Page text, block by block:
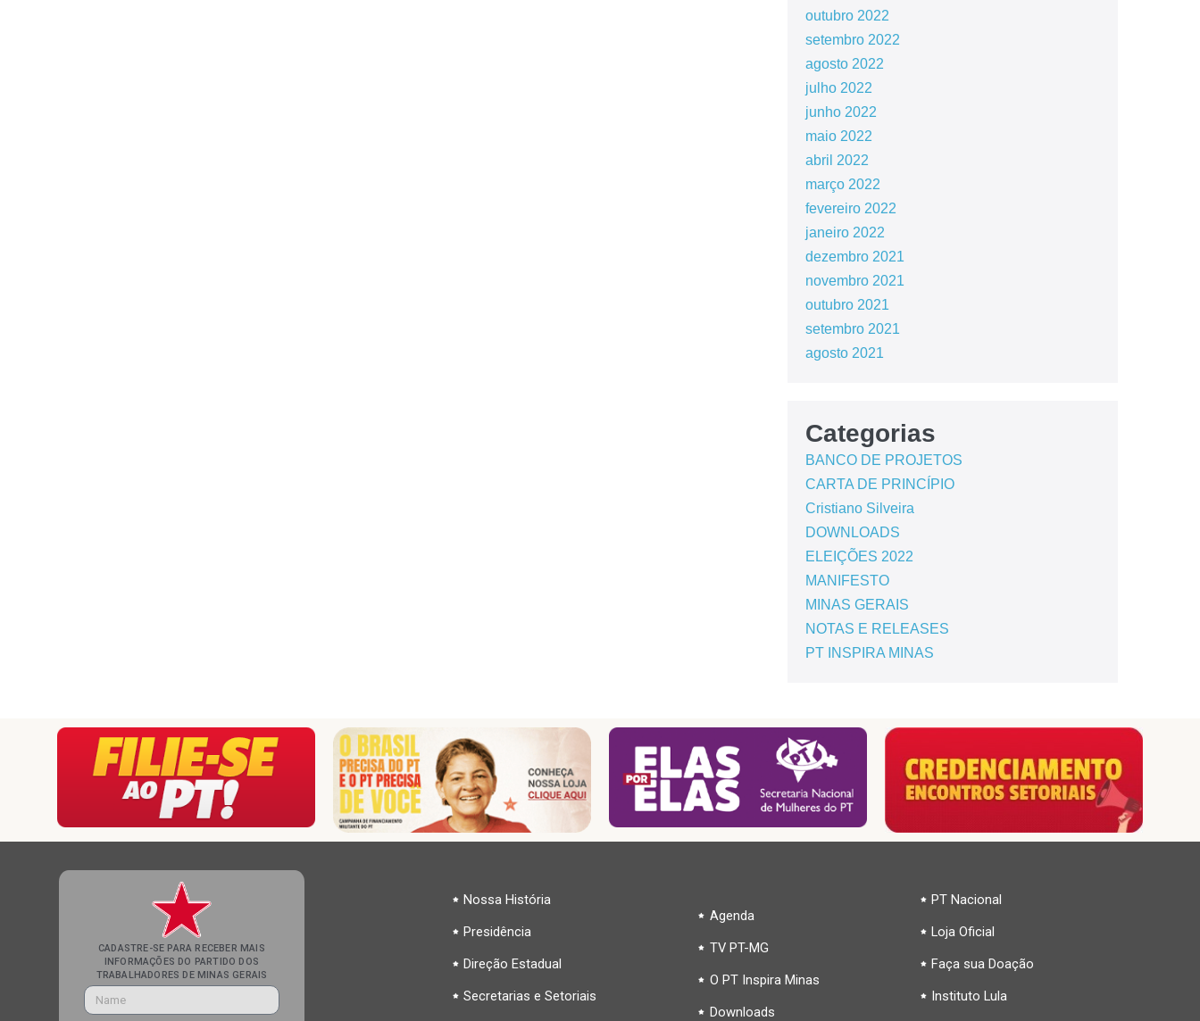
outubro 2022
setembro 2022
agosto 2022
julho 2022
junho 2022
maio 2022
abril 2022
março 2022
fevereiro 2022
janeiro 2022
dezembro 2021
novembro 2021
outubro 2021
setembro 2021
agosto 2021
Categorias
BANCO DE PROJETOS
CARTA DE PRINCÍPIO
Cristiano Silveira
DOWNLOADS
ELEIÇÕES 2022
MANIFESTO
MINAS GERAIS
NOTAS E RELEASES
PT INSPIRA MINAS
CADASTRE-SE PARA RECEBER MAIS
INFORMAÇÕES DO PARTIDO DOS
TRABALHADORES DE MINAS GERAIS
Nossa História
Presidência
Direção Estadual
Secretarias e Setoriais
Agenda
TV PT-MG
O PT Inspira Minas
Downloads
PT Nacional
Loja Oficial
Faça sua Doação
Instituto Lula